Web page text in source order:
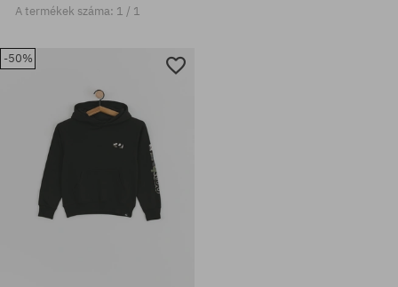
A termékek száma: 1 / 1
-50%